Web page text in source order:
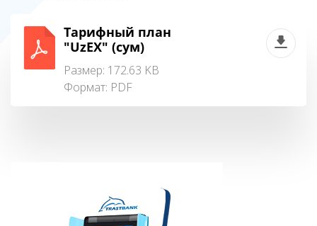
Тарифный план
"UzEX" (сум)
Размер: 172.63 KB
Формат: PDF